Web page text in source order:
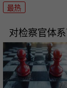
最热
对检察官体